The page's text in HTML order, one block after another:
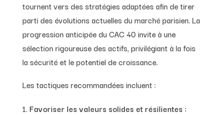
tournent vers des stratégies adaptées afin de tirer
parti des évolutions actuelles du marché parisien. La
progression anticipée du CAC 40 invite à une
sélection rigoureuse des actifs, privilégiant à la fois
la sécurité et le potentiel de croissance.
Les tactiques recommandées incluent :
Favoriser les valeurs solides et résilientes :